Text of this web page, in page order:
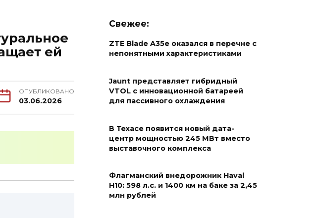
ей
ОПУБЛИКОВАНО
03.06.2026
Свежее:
ZTE Blade A35e оказался в перечне с
непонятными характеристиками
Jaunt представляет гибридный
VTOL с инновационной батареей
для пассивного охлаждения
В Техасе появится новый дата-
центр мощностью 245 МВт вместо
выставочного комплекса
Флагманский внедорожник Haval
H10: 598 л.с. и 1400 км на баке за 2,45
млн рублей